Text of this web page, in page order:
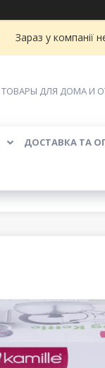
Зараз у компанії
ТОВАРЫ ДЛЯ ДОМА И
ДОСТАВКА ТА